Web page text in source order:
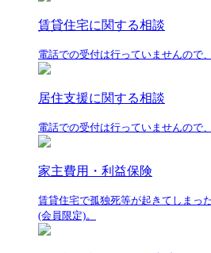
賃貸住宅に関する相談
電話での受付は行っていませんので
居住支援に関する相談
電話での受付は行っていませんので
家主費用・利益保険
賃貸住宅で孤独死等が起きてしまっ
(会員限定)。